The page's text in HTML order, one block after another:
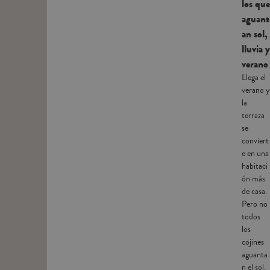
los que
aguant
an sol,
lluvia y
verano
Llega el
verano y
la
terraza
se
conviert
e en una
habitaci
ón más
de casa.
Pero no
todos
los
cojines
aguanta
n el sol,